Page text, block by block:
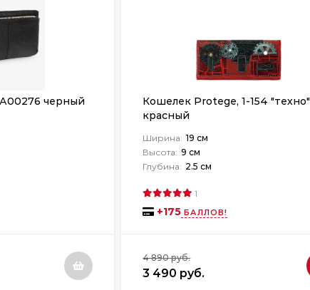
черный
Кошелек Protege, 1-154 "техно"
красный
Ширина: 19 см
Высота: 9 см
Глубина: 2.5 см
1
+175 БАЛЛОВ!
4 890 руб.
3 490 руб.